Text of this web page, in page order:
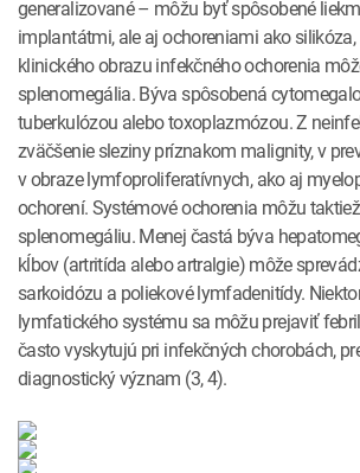
generalizované – môžu byť spôsobené
implantátmi, ale aj ochoreniami ako
klinického obrazu infekčného ochorenia
splenomegália. Býva spôsobená
tuberkulózou alebo toxoplazmózou. Z
zväčšenie sleziny príznakom malignity, v
v obraze lymfoproliferatívnych, ako aj
ochorení. Systémové ochorenia môžu
splenomegáliu. Menej častá býva
kĺbov (artritída alebo artralgie) môže
sarkoidózu a poliekové lymfadenitídy.
lymfatického systému sa môžu prejaviť
často vyskytujú pri infekčných chorobách,
diagnostický význam (3, 4).